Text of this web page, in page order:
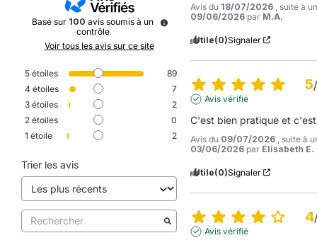
Basé sur 100 avis soumis à un
contrôle
Voir tous les avis sur ce site
5 étoiles
89
4 étoiles
7
3 étoiles
2
2 étoiles
0
1 étoile 2
Trier les avis
Avis du 18/07/2026
, suite à
09/06/2026 par M.A.
Utile(0)Signaler
5/
Avis vérifié
C'est bien pratique et
Avis du 09/07/2026
, suite à
03/06/2026 par Élisabeth E.
Utile(0)Signaler
4
Avis vérifié